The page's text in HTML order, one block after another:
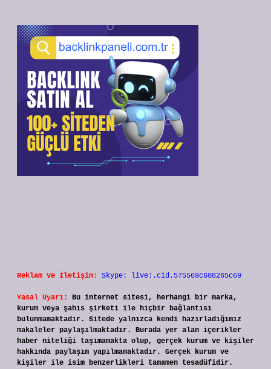
Reklam ve İletişim: Skype: live:.cid.575569c608265c69
Yasal Uyarı:
Bu internet sitesi, herhangi bir marka,
kurum veya şahıs şirketi ile hiçbir bağlantısı
bulunmamaktadır. Sitede yalnızca kendi hazırladığımız
makaleler paylaşılmaktadır. Burada yer alan içerikler
haber niteliği taşımamakta olup, gerçek kurum ve kişiler
hakkında paylaşım yapılmamaktadır. Gerçek kurum ve
kişiler ile isim benzerlikleri tamamen tesadüfidir.